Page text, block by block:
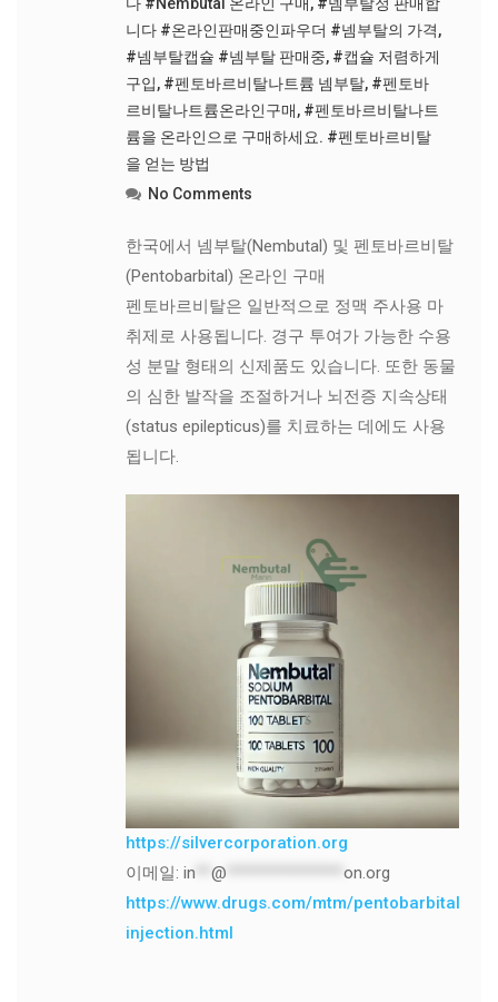
니다 #온라인판매중인파우더 #넴부탈의 가격,
#넴부탈캡슐 #넴부탈 판매중, #캡슐 저렴하게
구입, #펜토바르비탈나트륨 넴부탈, #펜토바
르비탈나트륨온라인구매, #펜토바르비탈나트
륨을 온라인으로 구매하세요. #펜토바르비탈
을 얻는 방법
No Comments
한국에서 넴부탈(Nembutal) 및 펜토바르비탈
(Pentobarbital) 온라인 구매
펜토바르비탈은 일반적으로 정맥 주사용 마
취제로 사용됩니다. 경구 투여가 가능한 수용
성 분말 형태의 신제품도 있습니다. 또한 동물
의 심한 발작을 조절하거나 뇌전증 지속상태
(status epilepticus)를 치료하는 데에도 사용
됩니다.
https://silvercorporation.org
이메일: in @
on.org
https://www.drugs.com/mtm/pentobarbital-
injection.html